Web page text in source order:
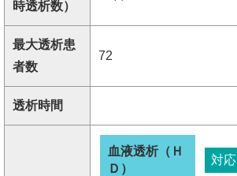
時透析数）
最大透析患
者数
72
透析時間
血液透析（Ｈ
Ｄ）
対応